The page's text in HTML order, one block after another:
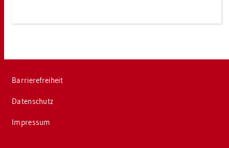
Bar­rie­re­frei­heit
Da­ten­schutz
Im­pres­sum